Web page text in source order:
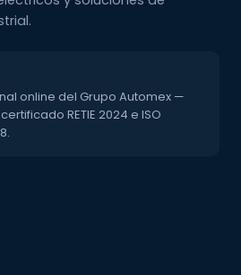
online del Grupo Automex —
RETIE 2024 e ISO